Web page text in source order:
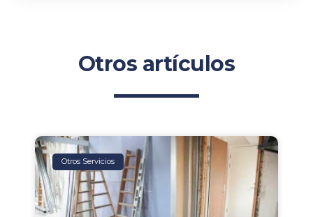
Otros artículos
Otros Servicios